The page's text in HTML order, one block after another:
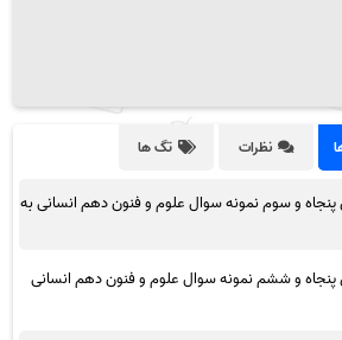
نظرات تگ ها
پنجاه و سوم نمونه سوال علوم و فنون دهم انسانی به
پنجاه و ششم نمونه سوال علوم و فنون دهم انسانی